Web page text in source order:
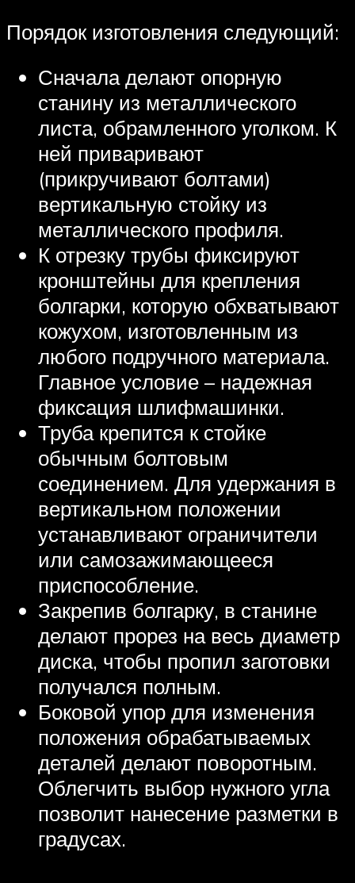
Порядок изготовления следующий:
Сначала делают опорную
станину из металлического
листа, обрамленного уголком. К
ней приваривают
(прикручивают болтами)
вертикальную стойку из
металлического профиля.
К отрезку трубы фиксируют
кронштейны для крепления
болгарки, которую обхватывают
кожухом, изготовленным из
любого подручного материала.
Главное условие – надежная
фиксация шлифмашинки.
Труба крепится к стойке
обычным болтовым
соединением. Для удержания в
вертикальном положении
устанавливают ограничители
или самозажимающееся
приспособление.
Закрепив болгарку, в станине
делают прорез на весь диаметр
диска, чтобы пропил заготовки
получался полным.
Боковой упор для изменения
положения обрабатываемых
деталей делают поворотным.
Облегчить выбор нужного угла
позволит нанесение разметки в
градусах.